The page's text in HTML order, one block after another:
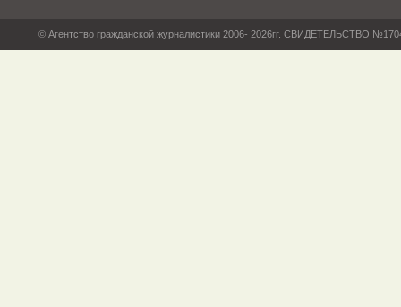
© Агентство гражданской журналистики 2006- 2026гг. СВИДЕТЕЛЬСТВО